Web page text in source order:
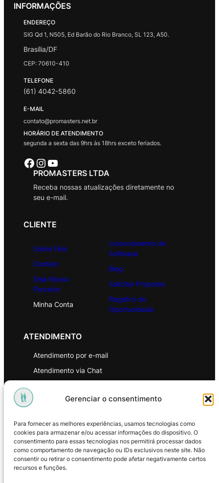
Gerenciar o consentimento
Para fornecer as melhores experiências, usamos tecnologias como
cookies para armazenar e/ou acessar informações do dispositivo. O
consentimento para essas tecnologias nos permitirá processar dados
como comportamento de navegação ou IDs exclusivos neste site. Não
consentir ou retirar o consentimento pode afetar negativamente certos
recursos e funções.
INFORMAÇÕES
ENDEREÇO
SIG Qd 1, N505, Ed Barão do Rio Branco, SL 123, A50.
Brasília/DF
CEP: 70610-410
TELEFONE
(61) 4042-5860
E-MAIL
contato@promasters.net.br
HORÁRIO DE ATENDIMENTO
segunda a sexta das 9hrs às 18hrs exceto feriados.
Facebook Instagram Youtube
PROMASTERS LTDA
Receba nossas atualizações diretamente no
seu e-mail.
CLIENTE
Sobre Nós
Contato
Seja Nosso
Parceiro
Minha Conta
Licenciamento de
Software
Blog
Solicitar Proposta
Registro de
Oportunidade
ATENDIMENTO
Atendimento por e-mail
Atendimento via Chat
Política de Privacidade
Política de Troca e Devoluções
Política de Reembolso